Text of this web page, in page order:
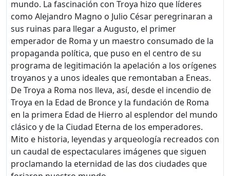
mundo. La fascinación con Troya hizo que líderes
como Alejandro Magno o Julio César peregrinaran a
sus ruinas para llegar a Augusto, el primer
emperador de Roma y un maestro consumado de la
propaganda política, que puso en el centro de su
programa de legitimación la apelación a los orígenes
troyanos y a unos ideales que remontaban a Eneas.
De Troya a Roma nos lleva, así, desde el incendio de
Troya en la Edad de Bronce y la fundación de Roma
en la primera Edad de Hierro al esplendor del mundo
clásico y de la Ciudad Eterna de los emperadores.
Mito e historia, leyendas y arqueología recreados con
un caudal de espectaculares imágenes que siguen
proclamando la eternidad de las dos ciudades que